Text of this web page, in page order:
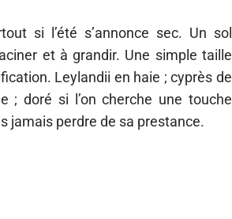
si l’été s’annonce sec. Un sol
et à grandir. Une simple taille
Leylandii en haie ; cyprès de
; doré si l’on cherche une touche
jamais perdre de sa prestance.